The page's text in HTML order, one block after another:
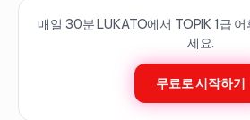
매일 30분 LUKATO에서 TOPIK 1급
세요.
무료로 시작하기